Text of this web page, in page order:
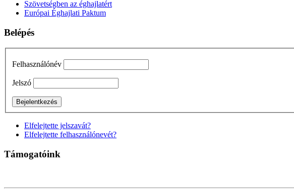
Szövetségben az éghajlatért
Európai Éghajlati Paktum
Belépés
Felhasználónév
Jelszó
Elfelejtette jelszavát?
Elfelejtette felhasználónevét?
Támogatóink